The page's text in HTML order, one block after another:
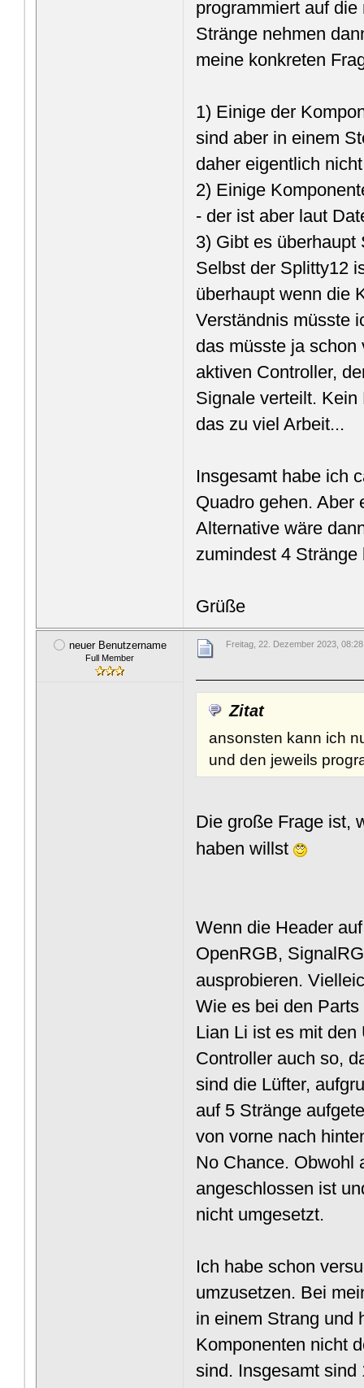
programmiert auf
Stränge nehmen
meine konkreten
1) Einige der
sind aber in einem
daher eigentlich
2) Einige
- der ist aber laut
3) Gibt es überhaupt
Selbst der Splitty12
überhaupt wenn die
Verständnis müsste
das müsste ja
aktiven Controller,
Signale verteilt.
das zu viel Arbeit...
Insgesamt habe ich
Quadro gehen. Aber
Alternative wäre
zumindest 4
Grüße
neuer Benutzername
Full Member
Freitag, 22. Dezember 2023, 08:28
Zitat
ansonsten kann ich
und den jeweils
Die große Frage ist,
haben willst
Wenn die Header
OpenRGB,
ausprobieren.
Wie es bei den
Lian Li ist es mit
Controller auch so,
sind die Lüfter,
auf 5 Stränge
von vorne nach
No Chance. Obwohl
angeschlossen ist
nicht umgesetzt.
Ich habe schon
umzusetzen. Bei
in einem Strang und
Komponenten nicht
sind. Insgesamt